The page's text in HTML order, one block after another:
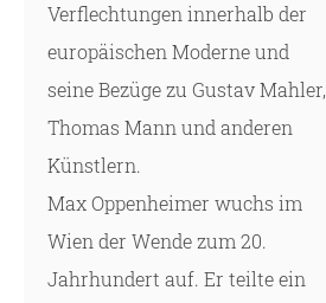
Verflechtungen innerhalb der
europäischen Moderne und
seine Bezüge zu Gustav Mahler,
Thomas Mann und anderen
Künstlern.
Max Oppenheimer wuchs im
Wien der Wende zum 20.
Jahrhundert auf. Er teilte ein